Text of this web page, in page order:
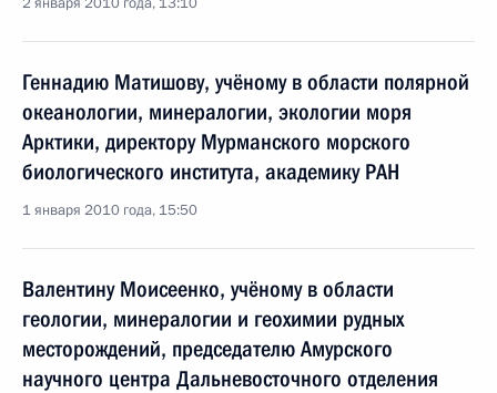
Геннадию Матишову, учёному в области полярной
океанологии, минералогии, экологии моря
Арктики, директору Мурманского морского
биологического института, академику РАН
1 января 2010 года, 15:50
Валентину Моисеенко, учёному в области
геологии, минералогии и геохимии рудных
месторождений, председателю Амурского
научного центра Дальневосточного отделения